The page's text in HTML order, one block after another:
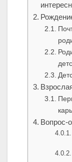
Вопрос-